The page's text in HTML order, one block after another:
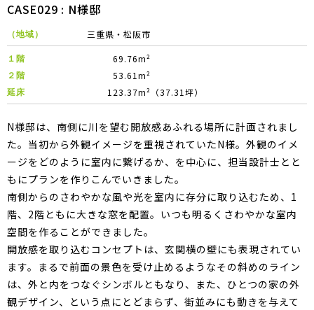
CASE029 : N様邸
（地域） 三重県・松阪市
１階 69.76m²
２階 53.61m²
延床 123.37m² （37.31坪）
N様邸は、南側に川を望む開放感あふれる場所に計画されまし
た。当初から外観イメージを重視されていたN様。外観のイメ
ージをどのように室内に繋げるか、を中心に、担当設計士とと
もにプランを作りこんでいきました。
南側からのさわやかな風や光を室内に存分に取り込むため、1
階、2階ともに大きな窓を配置。いつも明るくさわやかな室内
空間を作ることができました。
開放感を取り込むコンセプトは、玄関横の壁にも表現されてい
ます。まるで前面の景色を受け止めるようなその斜めのライン
は、外と内をつなぐシンボルともなり、また、ひとつの家の外
観デザイン、という点にとどまらず、街並みにも動きを与えて